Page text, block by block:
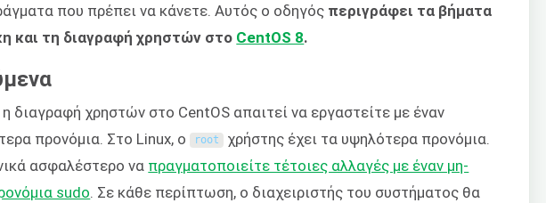
που πρέπει να κάνετε. Αυτός ο οδηγός περιγράφει τα βήματα
και τη διαγραφή χρηστών στο CentOS 8.
η διαγραφή χρηστών στο CentOS απαιτεί να εργαστείτε με έναν
προνόμια. Στο Linux, ο root χρήστης έχει τα υψηλότερα προνόμια.
ασφαλέστερο να πραγματοποιείτε τέτοιες αλλαγές με έναν μη-
sudo . Σε κάθε περίπτωση, ο διαχειριστής του συστήματος θα